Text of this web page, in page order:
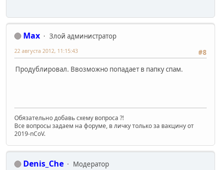
Max
Злой администратор
#8
22 августа 2012, 11:15:43
Продублировал. Ввозможно попадает в папку спам.
Обязательно добавь схему вопроса ?!
Все вопросы задаем на форуме, в личку только за вакцину от
2019-nCoV.
Denis_Che
Модератор